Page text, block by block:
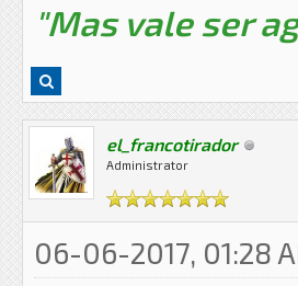
"Mas vale ser
el_francotirador
Administrator
06-06-2017, 01:28